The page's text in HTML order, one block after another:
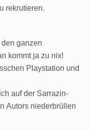
rekrutieren.
ganzen
kommt ja zu nix!
Playstation und
auf der Sarrazin-
Autors niederbrüllen